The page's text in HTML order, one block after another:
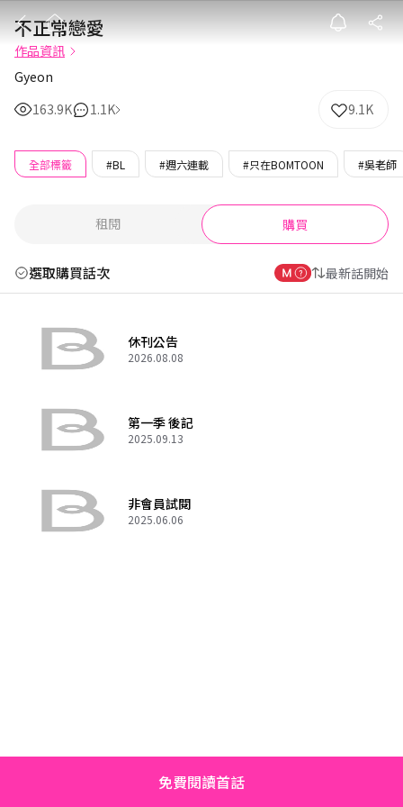
不正常戀愛
不正常戀愛
作品資訊
Gyeon
163.9K
1.1K 9.1K
全部標籤 #BL #週六連載 #只在BOMTOON #吳老師
租閱 購買
選取購買話次 最新話開始
休刊公告
2026.08.08
第一季 後記
2025.09.13
非會員試閱
2025.06.06
免費閱讀首話